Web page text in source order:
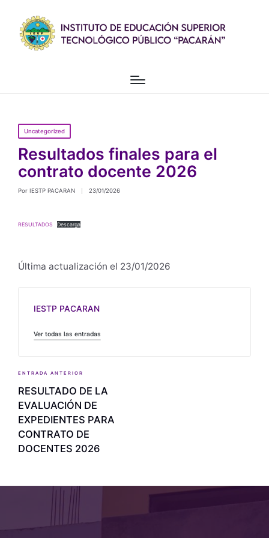
Uncategorized
Resultados finales para el
contrato docente 2026
Por IESTP PACARAN 23/01/2026
RESULTADOS Descarga
Última actualización el 23/01/2026
IESTP PACARAN
Ver todas las entradas
ENTRADA ANTERIOR
RESULTADO DE LA
EVALUACIÓN DE
EXPEDIENTES PARA
CONTRATO DE
DOCENTES 2026